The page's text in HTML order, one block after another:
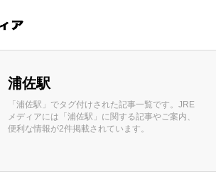
浦佐駅
「浦佐駅」でタグ付けされた記事一覧です。JRE
メディアには「浦佐駅」に関する記事やご案内、
便利な情報が2件掲載されています。